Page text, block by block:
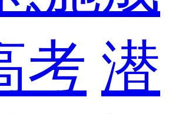
考 潜